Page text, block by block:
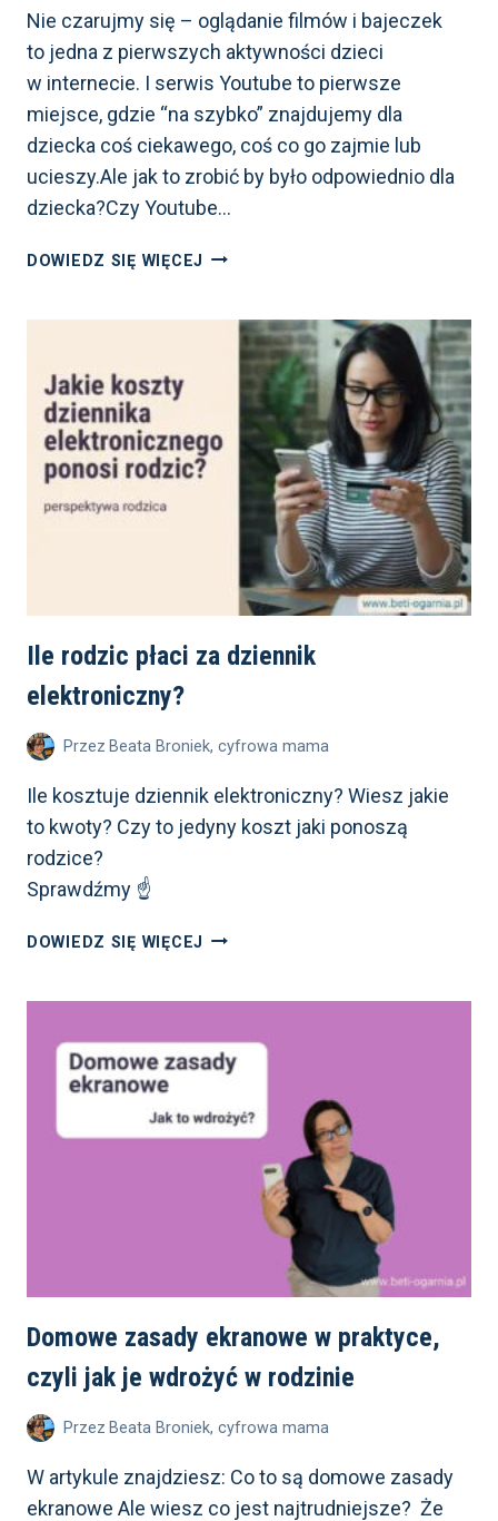
Nie czarujmy się – oglądanie filmów i bajeczek
to jedna z pierwszych aktywności dzieci
w internecie. I serwis Youtube to pierwsze
miejsce, gdzie “na szybko” znajdujemy dla
dziecka coś ciekawego, coś co go zajmie lub
ucieszy.Ale jak to zrobić by było odpowiednio dla
dziecka?Czy Youtube…
DOWIEDZ SIĘ WIĘCEJ USTAWIENIA
DZIECI.
KOMPLETNY
PRZEWODNIK
OD MALUCHA
DO NASTOLATKA
Ile rodzic płaci za dziennik
elektroniczny?
Przez Beata Broniek, cyfrowa mama
Ile kosztuje dziennik elektroniczny? Wiesz jakie
to kwoty? Czy to jedyny koszt jaki ponoszą
rodzice?
Sprawdźmy ☝️
DOWIEDZ SIĘ WIĘCEJ ILE
ELEKTRONICZNY?
Domowe zasady ekranowe w praktyce,
czyli jak je wdrożyć w rodzinie
Przez Beata Broniek, cyfrowa mama
W artykule znajdziesz: Co to są domowe zasady
ekranowe Ale wiesz co jest najtrudniejsze? Że